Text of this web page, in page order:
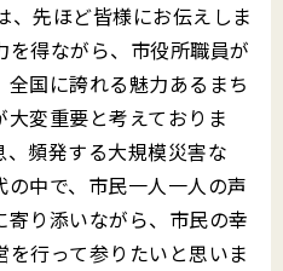
、先ほど皆様にお伝えしま
を得ながら、市役所職員が
国に誇れる魅力あるまち
変重要と考えておりま
頻発する大規模災害な
中で、市民一人一人の声
り添いながら、市民の幸
行って参りたいと思いま